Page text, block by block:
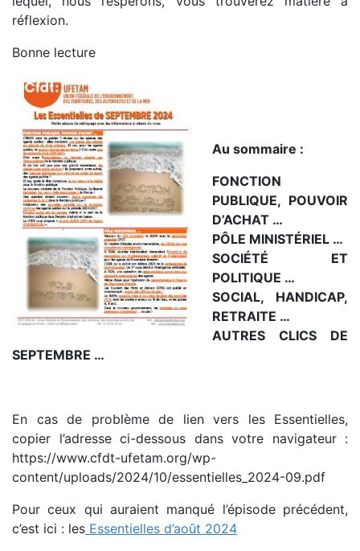
réflexion.
Bonne lecture
Au sommaire :
FONCTION
PUBLIQUE, POUVOIR
D’ACHAT …
PÔLE MINISTÉRIEL …
SOCIÉTÉ ET
POLITIQUE …
SOCIAL, HANDICAP,
RETRAITE …
AUTRES CLICS DE
SEPTEMBRE …
En cas de problème de lien vers les Essentielles,
copier l’adresse ci-dessous dans votre navigateur :
https://www.cfdt-ufetam.org/wp-
content/uploads/2024/10/essentielles_2024-09.pdf
Pour ceux qui auraient manqué l’épisode précédent,
c’est ici : les Essentielles d’août 2024